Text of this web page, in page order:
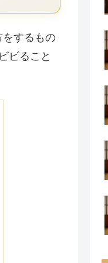
するもの
ビること